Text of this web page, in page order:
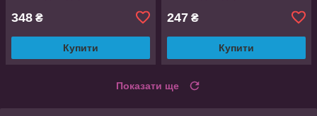
348 ₴
Купити
247 ₴
Купити
Показати ще